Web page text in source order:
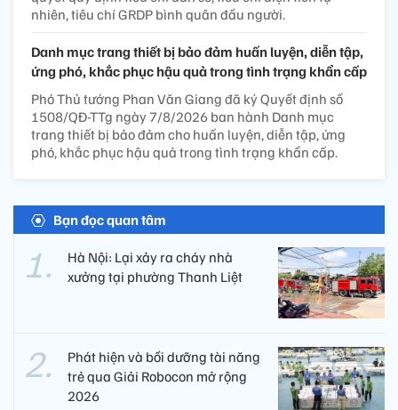
nhiên, tiêu chí GRDP bình quân đầu người.
Danh mục trang thiết bị bảo đảm huấn luyện, diễn tập,
ứng phó, khắc phục hậu quả trong tình trạng khẩn cấp
Phó Thủ tướng Phan Văn Giang đã ký Quyết định số
1508/QĐ-TTg ngày 7/8/2026 ban hành Danh mục
trang thiết bị bảo đảm cho huấn luyện, diễn tập, ứng
phó, khắc phục hậu quả trong tình trạng khẩn cấp.
Bạn đọc quan tâm
Hà Nội: Lại xảy ra cháy nhà
xưởng tại phường Thanh Liệt
Phát hiện và bồi dưỡng tài năng
trẻ qua Giải Robocon mở rộng
2026